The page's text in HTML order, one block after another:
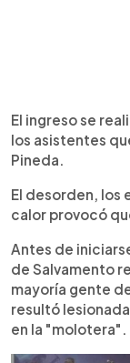
El ingreso se
los asistentes
Pineda.
El desorden, los
calor provocó
Antes de
de Salvamento
mayoría gente
resultó
en la "molotera".